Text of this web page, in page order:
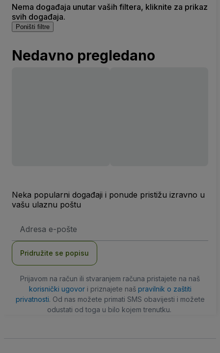
Nema događaja unutar vaših filtera, kliknite za prikaz
svih događaja.
Poništi filtre
Nedavno pregledano
Neka popularni događaji i ponude pristižu izravno u
vašu ulaznu poštu
mail
Pridružite se popisu
Prijavom na račun ili stvaranjem računa pristajete na naš
korisnički ugovori priznajete naš pravilnik o zaštiti
privatnosti. Od nas možete primati SMS obavijesti i možete
odustati od toga u bilo kojem trenutku.